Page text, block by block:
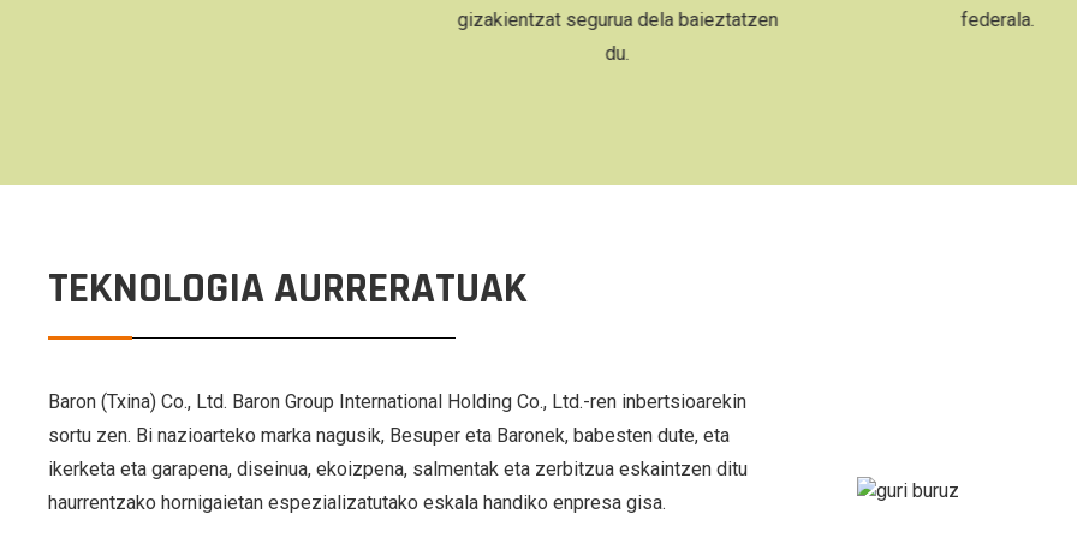
gizakientzat segurua dela baieztatzen
federala.
TEKNOLOGIA AURRERATUAK
Baron (Txina) Co., Ltd. Baron Group International Holding Co., Ltd.-ren inbertsioarekin
sortu zen. Bi nazioarteko marka nagusik, Besuper eta Baronek, babesten dute, eta
ikerketa eta garapena, diseinua, ekoizpena, salmentak eta zerbitzua eskaintzen ditu
haurrentzako hornigaietan espezializatutako eskala handiko enpresa gisa.